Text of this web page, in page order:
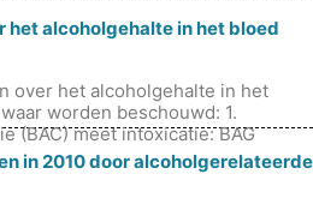
het alcoholgehalte in het bloed
over het alcoholgehalte in het
worden beschouwd: 1.
(BAC) meet intoxicatie: BAG
al
in 2010 door alcoholgerelateerde